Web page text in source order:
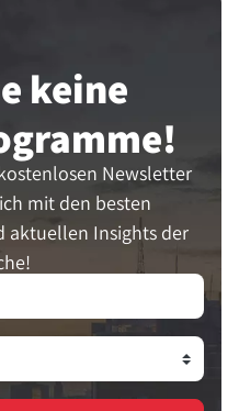
keine
Newsletter
mit den besten
aktuellen Insights der